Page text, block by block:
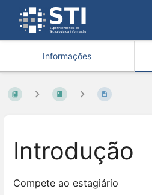
Informações
Introdução
Compete ao estagiário